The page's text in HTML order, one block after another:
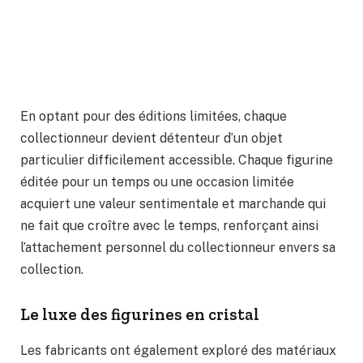
En optant pour des éditions limitées, chaque
collectionneur devient détenteur d’un objet
particulier difficilement accessible. Chaque figurine
éditée pour un temps ou une occasion limitée
acquiert une valeur sentimentale et marchande qui
ne fait que croître avec le temps, renforçant ainsi
l’attachement personnel du collectionneur envers sa
collection.
Le luxe des figurines en cristal
Les fabricants ont également exploré des matériaux